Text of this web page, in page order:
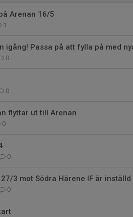
Arenan 16/5
1
igång! Passa på att fylla på med
0
0
flyttar ut till Arenan
0
0
3 mot Södra Härene IF är inställd
0